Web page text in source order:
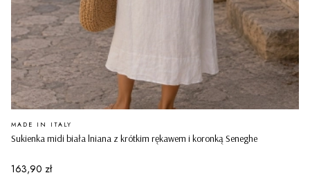
Sukienka midi biała lniana z krótkim rękawem i koronką Seneghe
PRODUCENT
MADE IN ITALY
Cena
163,90 zł